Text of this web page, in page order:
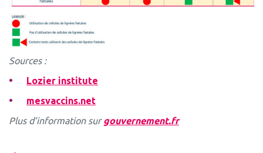
Sources :
Lozier institute
mesvaccins.net
Plus d’information surgouvernement.fr